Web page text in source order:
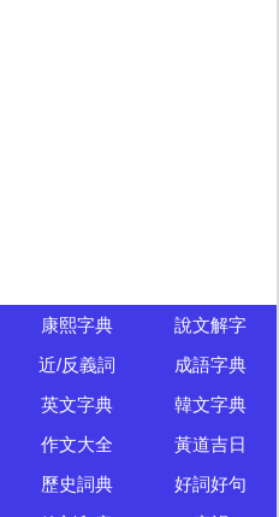
康熙字典
說文解字
近/反義詞
成語字典
英文字典
韓文字典
作文大全
黃道吉日
歷史詞典
好詞好句